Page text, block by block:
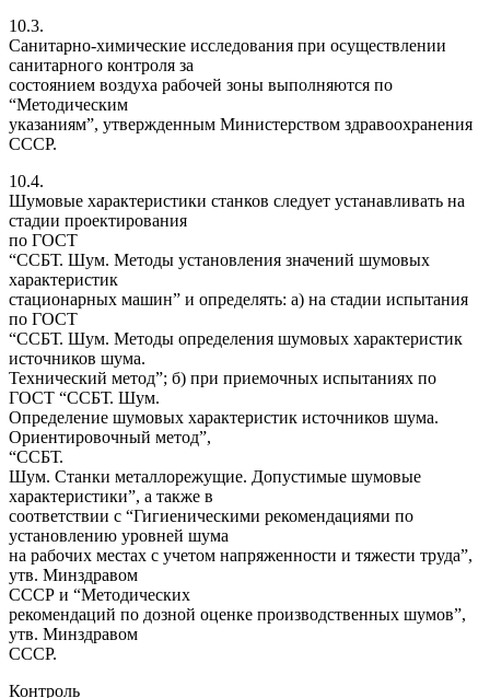
10.3.
Санитарно-химические исследования при осуществлении
санитарного контроля за
состоянием воздуха рабочей зоны выполняются по
“Методическим
указаниям”, утвержденным Министерством здравоохранения
СССР.
10.4.
Шумовые характеристики станков следует устанавливать на
стадии проектирования
по ГОСТ
“ССБТ. Шум. Методы установления значений шумовых
характеристик
стационарных машин” и определять: а) на стадии испытания
по ГОСТ
“ССБТ. Шум. Методы определения шумовых характеристик
источников шума.
Технический метод”; б) при приемочных испытаниях по
ГОСТ “ССБТ. Шум.
Определение шумовых характеристик источников шума.
Ориентировочный метод”,
“ССБТ.
Шум. Станки металлорежущие. Допустимые шумовые
характеристики”, а также в
соответствии с “Гигиеническими рекомендациями по
установлению уровней шума
на рабочих местах с учетом напряженности и тяжести труда”,
утв. Минздравом
СССР и “Методических
рекомендаций по дозной оценке производственных шумов”,
утв. Минздравом
СССР.
Контроль